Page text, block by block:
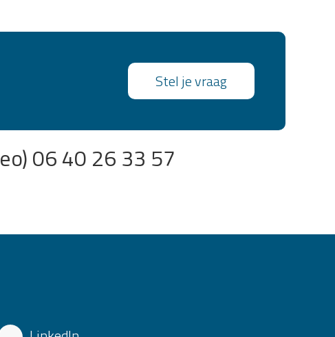
Stel je vraag
06 40 26 33 57